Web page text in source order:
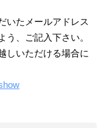
いたメールアドレス
、ご記入下さい。
しいただける場合に